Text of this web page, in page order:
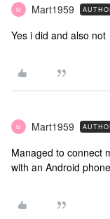
M Mart1959
Yes i did and also not
M Mart1959
Managed to connect
with an Android phone